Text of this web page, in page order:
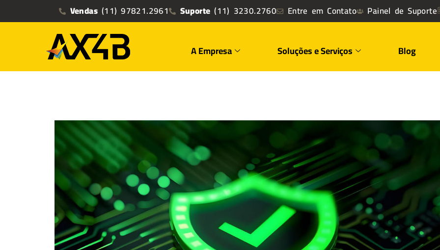
Vendas(11) 97821.2961 Suporte (11) 3230.2760 Entre em Contato Painel de Suporte
A Empresa Soluções e Serviços Blog